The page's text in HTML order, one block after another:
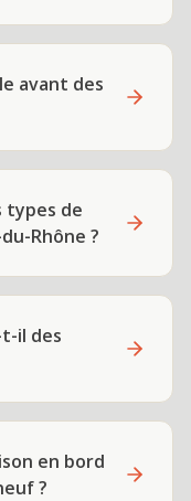
avant des
types de
Rhône ?
t-il des
en bord
?